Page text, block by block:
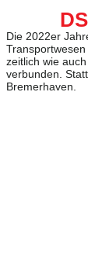
Die 2022er
zeitlich wie
verbunden.
Bremerhaven.